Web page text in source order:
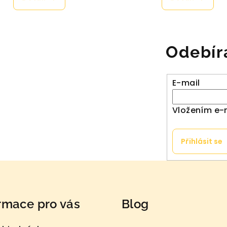
je
je
5
E-mail
Vložením
Přihlásit se
pro vás Blog